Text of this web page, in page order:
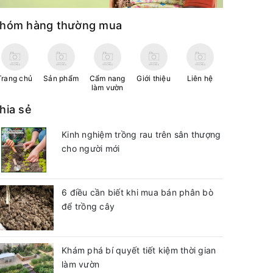
hàng thường mua
chủ Sản phẩm
Cẩm nang
làm vườn
Giới thiệu Liên hệ
sẻ
Kinh nghiệm trồng rau trên sân thượng
cho người mới
6 điều cần biết khi mua bán phân bò
để trồng cây
Khám phá bí quyết tiết kiệm thời gian
làm vườn